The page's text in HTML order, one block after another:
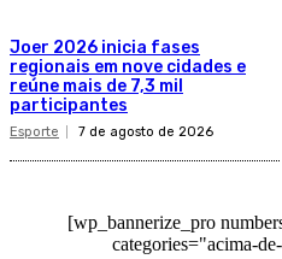
Joer 2026 inicia fases
regionais em nove cidades e
reúne mais de 7,3 mil
participantes
Esporte 7 de agosto de 2026
[wp_bannerize_pro
categories="acima-